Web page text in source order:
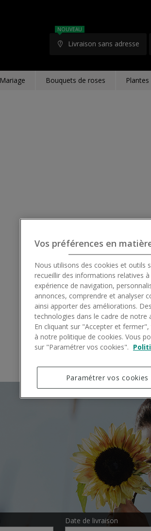
NOUVEAU
Livraison sans adresse
Mariage Bouquets de roses Plantes
Date de livraison
Vos préférences en
Nous utilisons des cookies et outils
recueillir des informations relatives
expérience de navigation,
annonces, comprendre et analyser
ainsi apporter des améliorations.
technologies dans le cadre de notre
En cliquant sur "Accepter et
à notre politique de cookies. Vous
sur "Paramétrer vos cookies".
Paramétrer vos cookies